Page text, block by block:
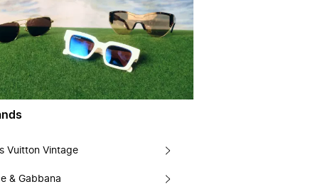
Vuitton Vintage
& Gabbana